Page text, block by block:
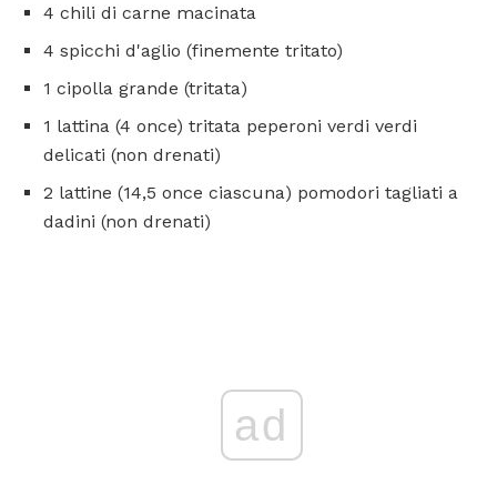
4 chili di carne macinata
4 spicchi d'aglio (finemente tritato)
1 cipolla grande (tritata)
1 lattina (4 once) tritata peperoni verdi verdi
delicati (non drenati)
2 lattine (14,5 once ciascuna) pomodori tagliati a
dadini (non drenati)
ad